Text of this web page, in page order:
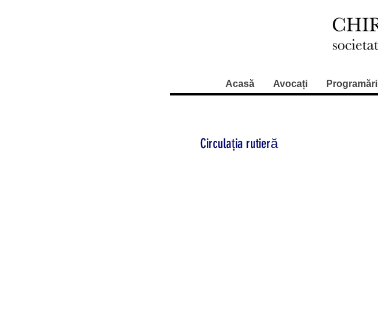
Acasă Avocați Programări
Circulația rutieră